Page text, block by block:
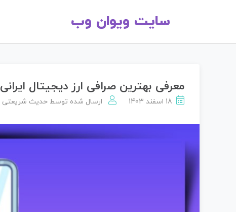
سایت ویوان وب
معرفی بهترین صرافی ارز دیجیتال ایرانی
18 اسفند 1403 ارسال شده توسط حدیث شریعتی